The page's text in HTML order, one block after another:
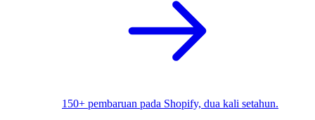
150+ pembaruan pada Shopify, dua kali setahun.